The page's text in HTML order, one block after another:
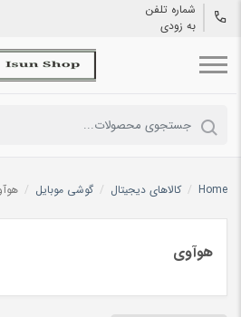
شماره تلفن
به زودی
Home
/ کالاهای دیجیتال / گوشی موبایل /
هوآوی